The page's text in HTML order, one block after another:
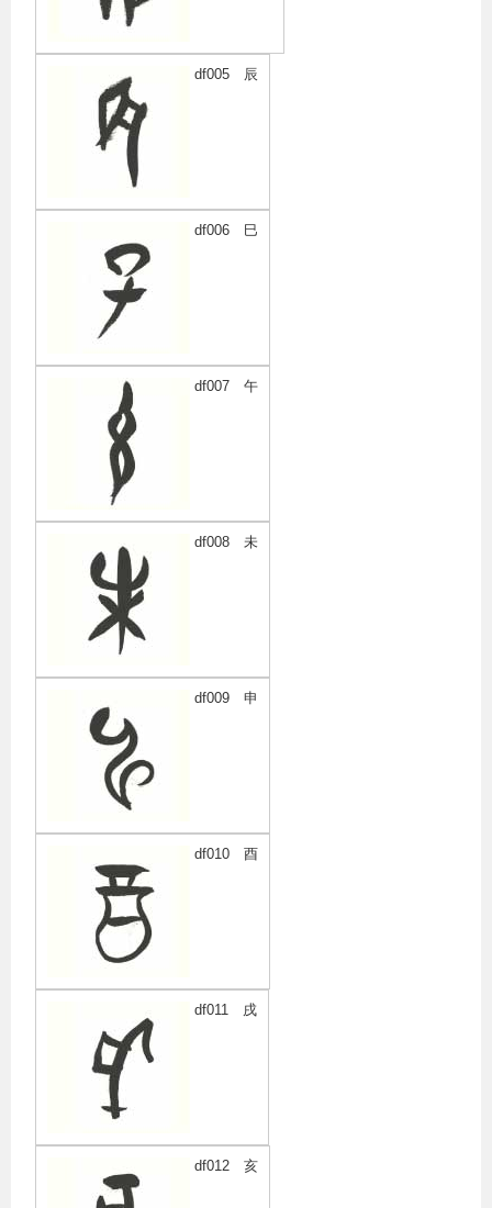
df005 辰
df006 巳
df007 午
df008 未
df009 申
df010 酉
df011 戌
df012 亥